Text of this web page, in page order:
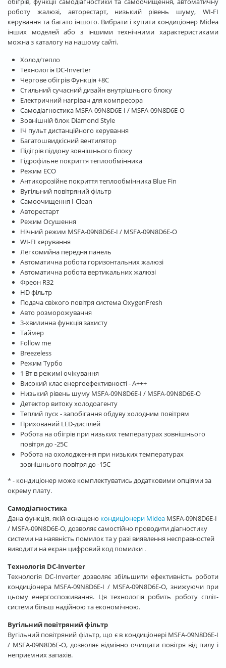
роботу жалюзі, авторестарт, низький рівень шуму, WI-FI
керування та багато іншого. Вибрати і купити кондиціонер Midea
інших моделей або з іншими технічними характеристиками
можна з каталогу на нашому сайті.
Холод/тепло
Технологія DC-Inverter
Чергове обігрів Функція +8С
Стильний сучасний дизайн внутрішнього блоку
Електричний нагрівач для компресора
Самодіагностика MSFA-09N8D6E-I / MSFA-09N8D6E-O
Зовнішній блок Diamond Style
ІЧ пульт дистанційного керування
Багатошвидкісний вентилятор
Підігрів піддону зовнішнього блоку
Гідрофільне покриття теплообмінника
Режим ECO
Антикорозійне покриття теплообмінника Blue Fin
Вугільний повітряний фільтр
Самоочищення I-Clean
Авторестарт
Режим Осушення
Нічний режим MSFA-09N8D6E-I / MSFA-09N8D6E-O
WI-FI керування
Легкомийна передня панель
Автоматична робота горизонтальних жалюзі
Автоматична робота вертикальних жалюзі
Фреон R32
HD фільтр
Подача свіжого повітря система OxygenFresh
Авто розморожування
3-хвилинна функція захисту
Таймер
Follow me
Breezeless
Режим Турбо
1 Вт в режимі очікування
Високий клас енергоефективності - А+++
Низький рівень шуму MSFA-09N8D6E-I / MSFA-09N8D6E-O
Детектор витоку холодоагенту
Теплий пуск - запобігання обдуву холодним повітрям
Прихований LED-дисплей
Робота на обігрів при низьких температурах зовнішнього
повітря до -25С
Робота на охолодження при низьких температурах
зовнішнього повітря до -15С
* - кондиціонер може комплектуватись додатковими опціями за
окрему плату.
Самодіагностика
Дана функція, якій оснащено кондиціонери Midea MSFA-09N8D6E-I
/ MSFA-09N8D6E-O, дозволяє самостійно проводити діагностику
системи на наявність помилок та у разі виявлення несправностей
виводити на екран цифровий код помилки .
Технологія DC-Inverter
Технологія DC-Inverter дозволяє збільшити ефективність роботи
кондиціонера MSFA-09N8D6E-I / MSFA-09N8D6E-O, знижуючи при
цьому енергоспоживання. Ця технологія робить роботу спліт-
системи більш надійною та економічною.
Вугільний повітряний фільтр
Вугільний повітряний фільтр, що є в кондиціонері MSFA-09N8D6E-I
/ MSFA-09N8D6E-O, дозволяє відмінно очищати повітря від пилу і
неприємних запахів.